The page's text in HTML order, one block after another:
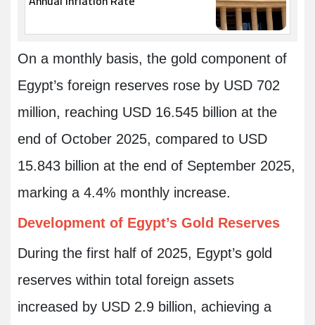
On a monthly basis, the gold component of
Egypt’s foreign reserves rose by USD 702
million, reaching USD 16.545 billion at the
end of October 2025, compared to USD
15.843 billion at the end of September 2025,
marking a 4.4% monthly increase.
Development of Egypt’s Gold Reserves
During the first half of 2025, Egypt’s gold
reserves within total foreign assets
increased by USD 2.9 billion, achieving a